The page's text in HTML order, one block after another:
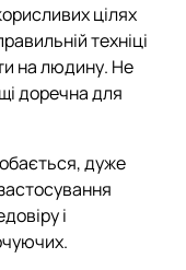
цілях
техніці
на людину. Не
доречна для
дуже
і